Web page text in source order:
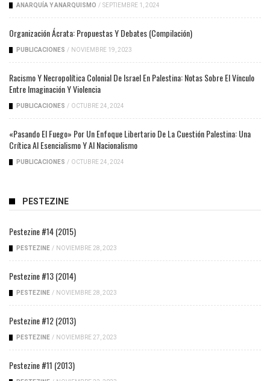
ANARQUÍA Y ANARQUISMO / SEPTIEMBRE 1, 2024
Organización Ácrata: Propuestas Y Debates (compilación)
PUBLICACIONES / NOVIEMBRE 19, 2023
Racismo Y Necropolítica Colonial De Israel En Palestina: Notas Sobre El Vínculo
Entre Imaginación Y Violencia
PUBLICACIONES / OCTUBRE 24, 2024
«Pasando El Fuego» Por Un Enfoque Libertario De La Cuestión Palestina: Una
Crítica Al Esencialismo Y Al Nacionalismo
PUBLICACIONES / OCTUBRE 24, 2024
PESTEZINE
Pestezine #14 (2015)
PESTEZINE / NOVIEMBRE 28, 2023
Pestezine #13 (2014)
PESTEZINE / NOVIEMBRE 28, 2023
Pestezine #12 (2013)
PESTEZINE / NOVIEMBRE 27, 2023
Pestezine #11 (2013)